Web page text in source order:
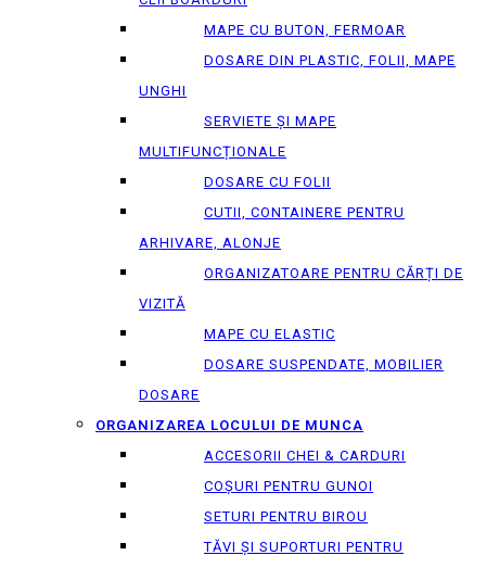
MAPE CU BUTON, FERMOAR
DOSARE DIN PLASTIC, FOLII, MAPE
UNGHI
SERVIETE ȘI MAPE
MULTIFUNCȚIONALE
DOSARE CU FOLII
CUTII, CONTAINERE PENTRU
ARHIVARE, ALONJE
ORGANIZATOARE PENTRU CĂRȚI DE
VIZITĂ
MAPE CU ELASTIC
DOSARE SUSPENDATE, MOBILIER
DOSARE
ORGANIZAREA LOCULUI DE MUNCA
ACCESORII CHEI & СARDURI
COȘURI PENTRU GUNOI
SETURI PENTRU BIROU
TĂVI ȘI SUPORTURI PENTRU